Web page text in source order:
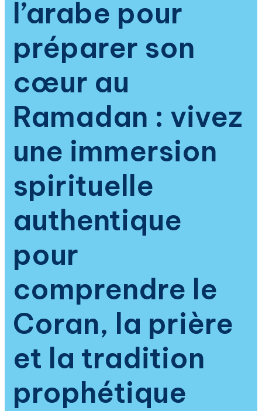
l’arabe pour
préparer son
cœur au
Ramadan : vivez
une immersion
spirituelle
authentique
pour
comprendre le
Coran, la prière
et la tradition
prophétique
tradition